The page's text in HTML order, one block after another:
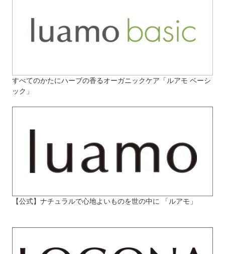
すべてのかたにハーブの香るオーガニックケア「ルアモ ベーシ
ック」
【公式】ナチュラルで心地よいものを世の中に 「ルアモ」